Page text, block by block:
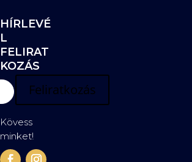
HÍRLEVÉ
L
FELIRAT
KOZÁS
Feliratkozás
Kövess
minket!